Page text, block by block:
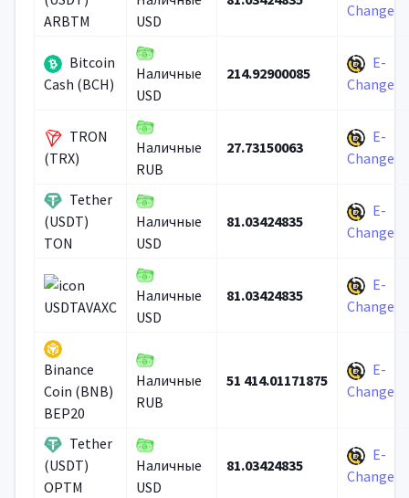
ARBTM
USD
Change
Bitcoin
Cash (BCH)
Наличные
USD
214.92900085
E-
Change
TRON
(TRX)
Наличные
RUB
27.73150063
E-
Change
Tether
(USDT)
TON
Наличные
USD
81.03424835
E-
Change
USDTAVAXC
Наличные
USD
81.03424835
E-
Change
Binance
Coin (BNB)
BEP20
Наличные
RUB
51 414.01171875
E-
Change
Tether
(USDT)
OPTM
Наличные
USD
81.03424835
E-
Change